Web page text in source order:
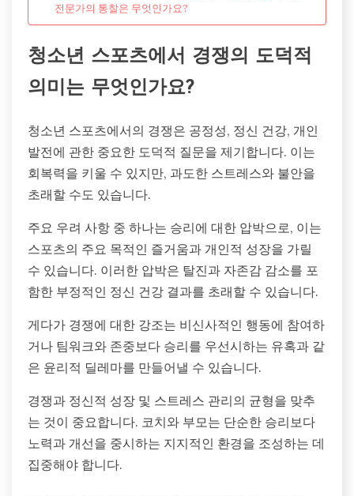
전문가의 통찰은 무엇인가요?
청소년 스포츠에서 경쟁의 도덕적
의미는 무엇인가요?
청소년 스포츠에서의 경쟁은 공정성, 정신 건강, 개인
발전에 관한 중요한 도덕적 질문을 제기합니다. 이는
회복력을 키울 수 있지만, 과도한 스트레스와 불안을
초래할 수도 있습니다.
주요 우려 사항 중 하나는 승리에 대한 압박으로, 이는
스포츠의 주요 목적인 즐거움과 개인적 성장을 가릴
수 있습니다. 이러한 압박은 탈진과 자존감 감소를 포
함한 부정적인 정신 건강 결과를 초래할 수 있습니다.
게다가 경쟁에 대한 강조는 비신사적인 행동에 참여하
거나 팀워크와 존중보다 승리를 우선시하는 유혹과 같
은 윤리적 딜레마를 만들어낼 수 있습니다.
경쟁과 정신적 성장 및 스트레스 관리의 균형을 맞추
는 것이 중요합니다. 코치와 부모는 단순한 승리보다
노력과 개선을 중시하는 지지적인 환경을 조성하는 데
집중해야 합니다.